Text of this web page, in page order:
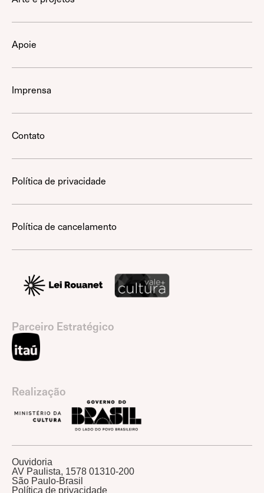
Apoie
Imprensa
Contato
Política de privacidade
Política de cancelamento
Parceiro Estratégico
Realização
Ouvidoria
AV Paulista, 1578 01310-200
São Paulo-Brasil
Política de privacidade